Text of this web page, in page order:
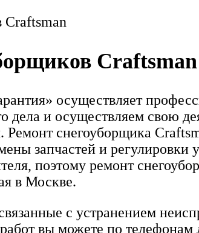
Craftsman
Craftsman
осуществляет
дела и осуществляем свою
Ремонт снегоуборщика
запчастей и
поэтому ремонт
в Москве.
с устранением
вы можете по